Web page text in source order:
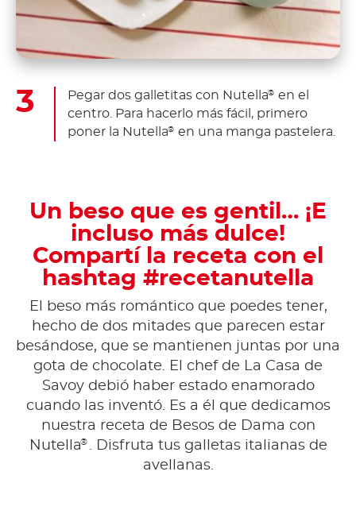
Pegar dos galletitas con Nutella® en el
centro. Para hacerlo más fácil, primero
poner la Nutella® en una manga pastelera.
Un beso que es gentil… ¡E
incluso más dulce!
Compartí la receta con el
hashtag #recetanutella
El beso más romántico que poedes tener,
hecho de dos mitades que parecen estar
besándose, que se mantienen juntas por una
gota de chocolate. El chef de La Casa de
Savoy debió haber estado enamorado
cuando las inventó. Es a él que dedicamos
nuestra receta de Besos de Dama con
Nutella® . Disfruta tus galletas italianas de
avellanas.